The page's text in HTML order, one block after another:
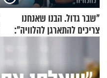
"שבר גדול. הבנו שאנחנו
צריכים להתארגן להלוויה":
וגד דנינו